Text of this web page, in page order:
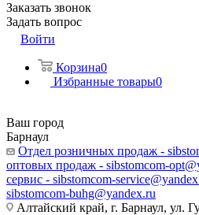
Заказать звонок
Задать вопрос
Войти
Корзина0
Избранные товары0
Ваш город
Барнаул
Отдел розничных продаж -
оптовых продаж - sibstomcom-
сервис - sibstomcom-
sibstomcom-buhg@yandex.ru
Алтайский край, г. Барнаул, ул.